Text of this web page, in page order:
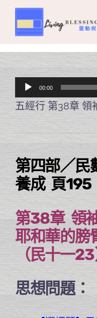
Skip
關於我們
Search
for:
訊
放
器
00:00
五經行 第38章 領
第四部／民
養成 頁195
第38章 領
耶和華的膀
（民十一23
思想問題：